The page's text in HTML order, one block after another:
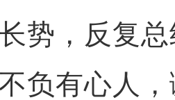
势，反复
有心人，